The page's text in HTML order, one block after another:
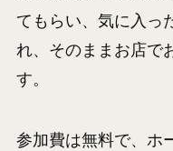
てもらい、気に入っ
れ、そのままお店で
す。
参加費は無料で、ホ